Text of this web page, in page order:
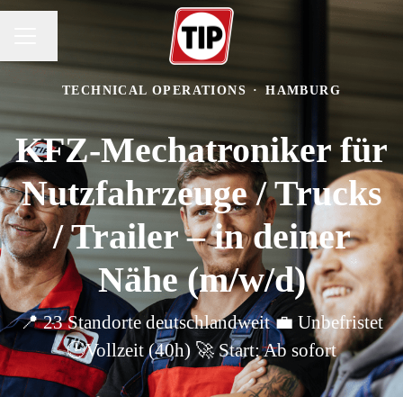
TECHNICAL OPERATIONS · HAMBURG
KFZ-Mechatroniker für
Nutzfahrzeuge / Trucks
/ Trailer – in deiner
Nähe (m/w/d)
📍 23 Standorte deutschlandweit 💼 Unbefristet
🕒Vollzeit (40h) 🚀 Start: Ab sofort